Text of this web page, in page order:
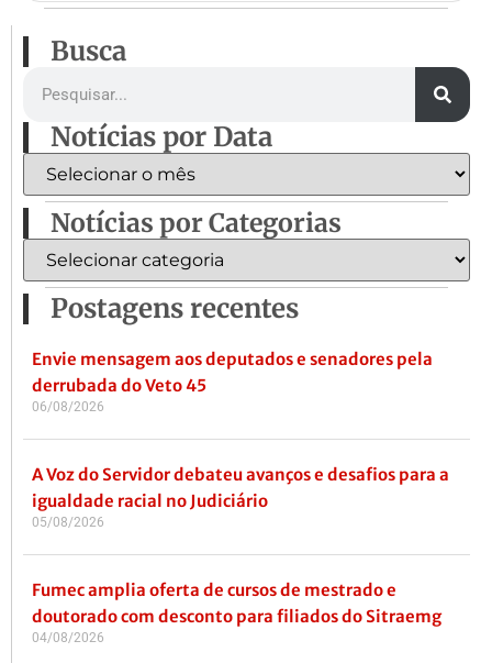
Busca
Notícias por Data
Notícias por Categorias
Postagens recentes
Envie mensagem aos deputados e senadores pela
derrubada do Veto 45
06/08/2026
A Voz do Servidor debateu avanços e desafios para a
igualdade racial no Judiciário
05/08/2026
Fumec amplia oferta de cursos de mestrado e
doutorado com desconto para filiados do Sitraemg
04/08/2026